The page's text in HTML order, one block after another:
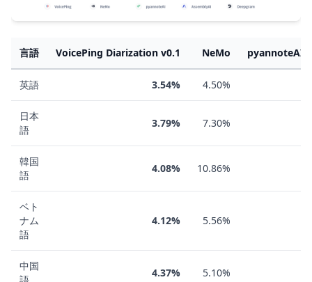
言語 VoicePing Diarization v0.1 NeMo pyannoteAI
英語 3.54% 4.50%
日本
語
3.79% 7.30%
韓国
語
4.08% 10.86%
ベト
ナム
語
4.12% 5.56%
中国
語
4.37% 5.10%